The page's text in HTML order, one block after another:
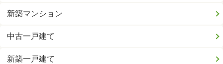
新築マンション
中古一戸建て
新築一戸建て